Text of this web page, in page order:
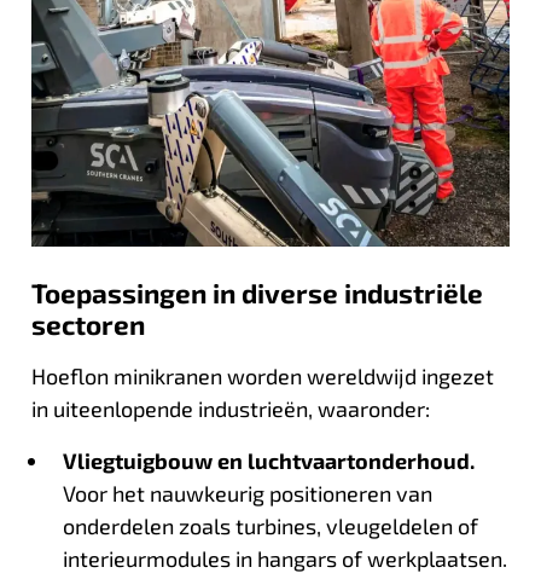
Toepassingen in diverse industriële
sectoren
Hoeflon minikranen worden wereldwijd ingezet
in uiteenlopende industrieën, waaronder:
Vliegtuigbouw en luchtvaartonderhoud.
Voor het nauwkeurig positioneren van
onderdelen zoals turbines, vleugeldelen of
interieurmodules in hangars of werkplaatsen.